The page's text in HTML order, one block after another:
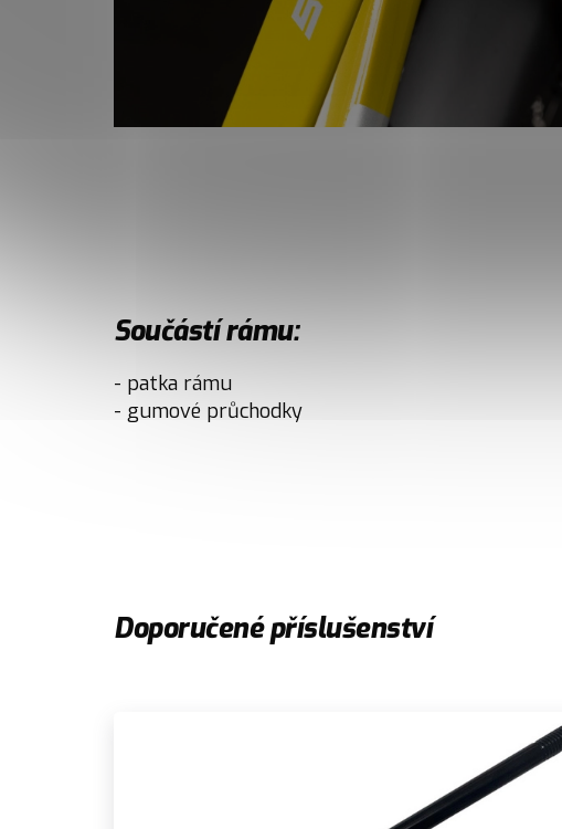
Součástí rámu:
- patka rámu
- gumové průchodky
Doporučené příslušenství